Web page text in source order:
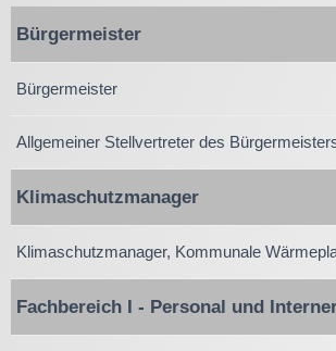
Bürgermeister
Bürgermeister
Allgemeiner Stellvertreter des
Klimaschutzmanager
Klimaschutzmanager, Kommunale
Fachbereich I - Personal und